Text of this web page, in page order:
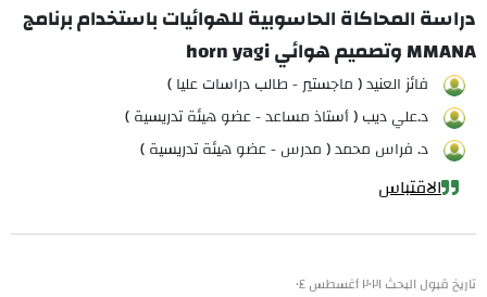
دراسة المحاكاة الحاسوبية للهوائيات باستخدام برنامج
MMANA وتصميم هوائي horn yagi
فائز العنيد ( ماجستير - طالب دراسات عليا )
د.علي ديب ( أستاذ مساعد - عضو هيئة تدريسية )
د. فراس محمد ( مدرس - عضو هيئة تدريسية )
الاقتباس
تاريخ قبول البحث ٢٠٢١ أغسطس ٠٤